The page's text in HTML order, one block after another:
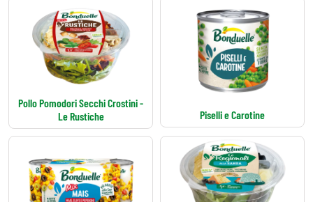
Pollo Pomodori Secchi Crostini -
Le Rustiche
Piselli e Carotine